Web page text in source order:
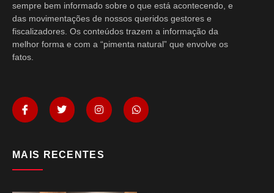
sempre bem informado sobre o que está acontecendo, e
das movimentações de nossos queridos gestores e
fiscalizadores. Os conteúdos trazem a informação da
melhor forma e com a “pimenta natural” que envolve os
fatos.
MAIS RECENTES